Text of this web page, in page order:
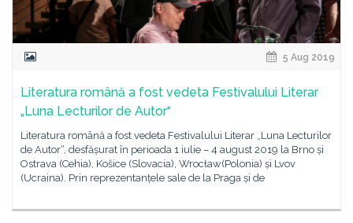
5 Aug 2019
Literatura română a fost vedeta Festivalului Literar
„Luna Lecturilor de Autor“
Literatura română a fost vedeta Festivalului Literar „Luna Lecturilor
de Autor“, desfășurat în perioada 1 iulie – 4 august 2019 la Brno și
Ostrava (Cehia), Košice (Slovacia), Wrocław(Polonia) și Lvov
(Ucraina). Prin reprezentanțele sale de la Praga și de